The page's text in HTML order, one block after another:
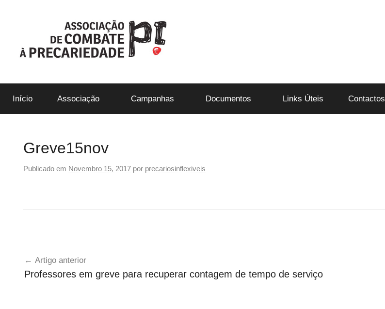
conteúdo
ACP-
Precári@s
Início Associação Campanhas Documentos Links Úteis Contactos
Greve15nov
Publicado em Novembro 15, 2017 por precariosinflexiveis
Artigo anterior
Professores em greve para recuperar contagem de tempo de serviço